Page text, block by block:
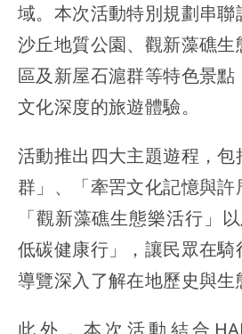
域。本次活動特別規劃串
沙丘地質公園、觀新藻礁
區及新屋石滬群等特色景
文化深度的旅遊體驗。
活動推出四大主題遊程，
群」、「牽罟文化記憶與許
「觀新藻礁生態樂活行」
低碳健康行」，讓民眾在
導覽深入了解在地歷史與生